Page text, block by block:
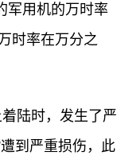
军用机的万时率
时率在万分之
陆时，发生了严
到严重损伤，此